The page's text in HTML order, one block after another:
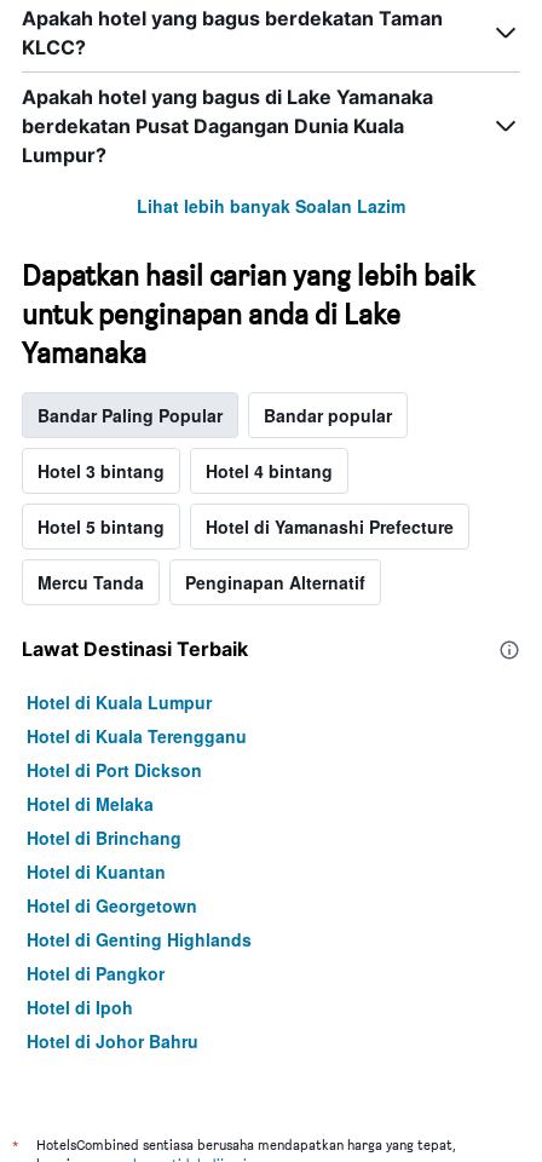
Apakah hotel yang bagus berdekatan Taman
KLCC?
Apakah hotel yang bagus di Lake Yamanaka
berdekatan Pusat Dagangan Dunia Kuala
Lumpur?
Lihat lebih banyak Soalan Lazim
Dapatkan hasil carian yang lebih baik
untuk penginapan anda di Lake
Yamanaka
Bandar Paling Popular Bandar popular
Hotel 3 bintang Hotel 4 bintang
Hotel 5 bintang Hotel di Yamanashi Prefecture
Mercu Tanda Penginapan Alternatif
Lawat Destinasi Terbaik
Hotel di Kuala Lumpur
Hotel di Kuala Terengganu
Hotel di Port Dickson
Hotel di Melaka
Hotel di Brinchang
Hotel di Kuantan
Hotel di Georgetown
Hotel di Genting Highlands
Hotel di Pangkor
Hotel di Ipoh
Hotel di Johor Bahru
Hotel di Kuching
*
HotelsCombined sentiasa berusaha mendapatkan harga yang tepat,